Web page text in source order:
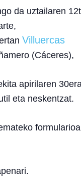
da uztailaren
Villuercas
(Cáceres),
apirilaren
eta neskentzat.
formularioa